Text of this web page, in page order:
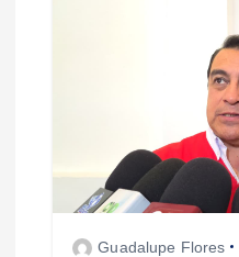
Guadalupe Flores